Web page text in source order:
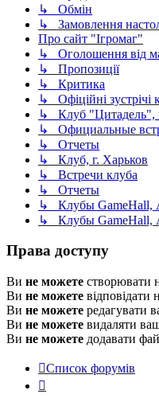
↳ Обмін
↳ Замовлення
Про сайт "Ігромаг"
↳ Оголошення від
↳ Пропозиції
↳ Критика
↳ Офіційні зустрічі
↳ Клуб "Цитадель",
↳ Официальные
↳ Отчеты
↳ Клуб, г. Харьков
↳ Встречи клуба
↳ Отчеты
↳ Клубы GameHall,
↳ Клубы GameHall,
Права доступу
Ви не можете створювати
Ви не можете відповідати
Ви не можете редагувати
Ви не можете видаляти
Ви не можете додавати
Список форумів